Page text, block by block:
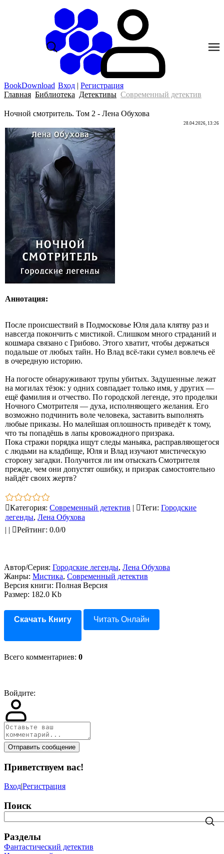
BookDownload Вход | Регистрация
Главная Библиотека Детективы Современный детектив
Ночной смотритель. Том 2 - Лена Обухова
28.04.2026, 13:26
Аннотация:
После происшествий в Подмосковье Юля дала клятву раз и
навсегда покончить с мистикой. Слишком много страданий и
кошмара связано с Грибово. Этого хватит, чтобы держаться
подальше от любых тайн. Но Влад всё‑таки сумел вовлечь её
в очередную историю.
На погосте обнаруживают трупы убитых. Задушенные лежат
на могилах тёзок: у одних совпадает только имя, у других —
ещё фамилия и отчество. По городской легенде, это проделки
Ночного Смотрителя — духа, исполняющего желания. Его
возможно подчинить воле человека, заставить выполнять
любые приказы. Но малейшая оплошность приведёт к тому,
что ты попадёшь в лапы кровожадного призрака.
Пока стражи порядка ищут следы маньяка, расправляющегося
с людьми на кладбище, Юля и Влад изучают мистическую
сторону загадки. Получится ли им отыскать Смотрителя
прежде, чем они допустят ошибку, и призрак самостоятельно
найдёт своих жертв?
Категория: Современный детектив | Теги: Городские
легенды, Лена Обухова
| | Рейтинг: 0.0/0
Автор/Серия: Городские легенды, Лена Обухова
Жанры: Мистика, Современный детектив
Версия книги: Полная Версия
Размер: 182.0 Kb
Скачать Книгу Читать Онлайн
Всего комментариев: 0
Войдите:
Отправить сообщение
Приветствуем вас!
Вход|Регистрация
Поиск
Разделы
Фантастический детектив